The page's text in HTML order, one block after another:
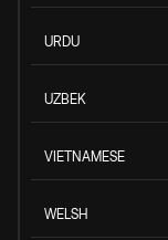
URDU
UZBEK
VIETNAMESE
WELSH